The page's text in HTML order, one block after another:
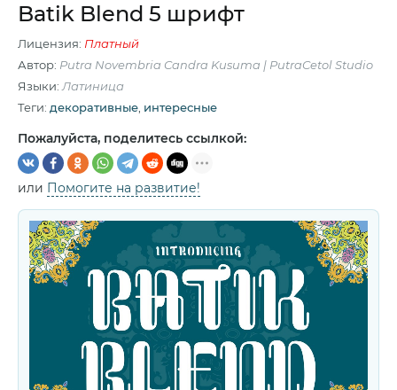
Batik Blend 5 шрифт
Лицензия: Платный
Автор: Putra Novembria Candra Kusuma | PutraCetol Studio
Языки: Латиница
Теги: декоративные интересные
Пожалуйста, поделитесь ссылкой:
или Помогите на развитие!